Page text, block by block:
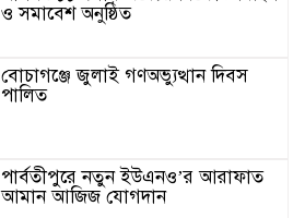
ও সমাবেশ অনুষ্ঠিত
বোচাগঞ্জে জুলাই গণঅভ্যুত্থান দিবস
পালিত
পার্বতীপুরে নতুন ইউএনও’র আরাফাত
আমান আজিজ যোগদান